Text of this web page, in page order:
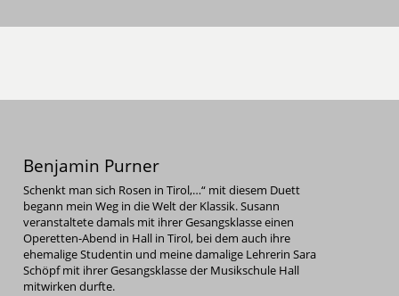
Benjamin Purner
Schenkt man sich Rosen in Tirol,…“ mit diesem Duett
begann mein Weg in die Welt der Klassik. Susann
veranstaltete damals mit ihrer Gesangsklasse einen
Operetten-Abend in Hall in Tirol, bei dem auch ihre
ehemalige Studentin und meine damalige Lehrerin Sara
Schöpf mit ihrer Gesangsklasse der Musikschule Hall
mitwirken durfte.